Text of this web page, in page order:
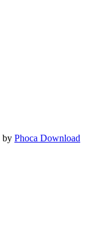
by Phoca Download